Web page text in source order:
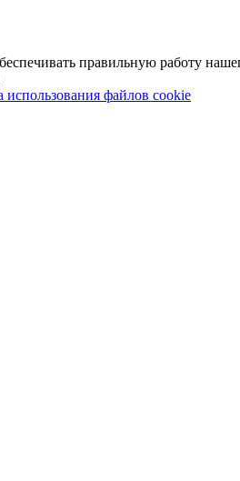
правильную работу
использования файлов cookie